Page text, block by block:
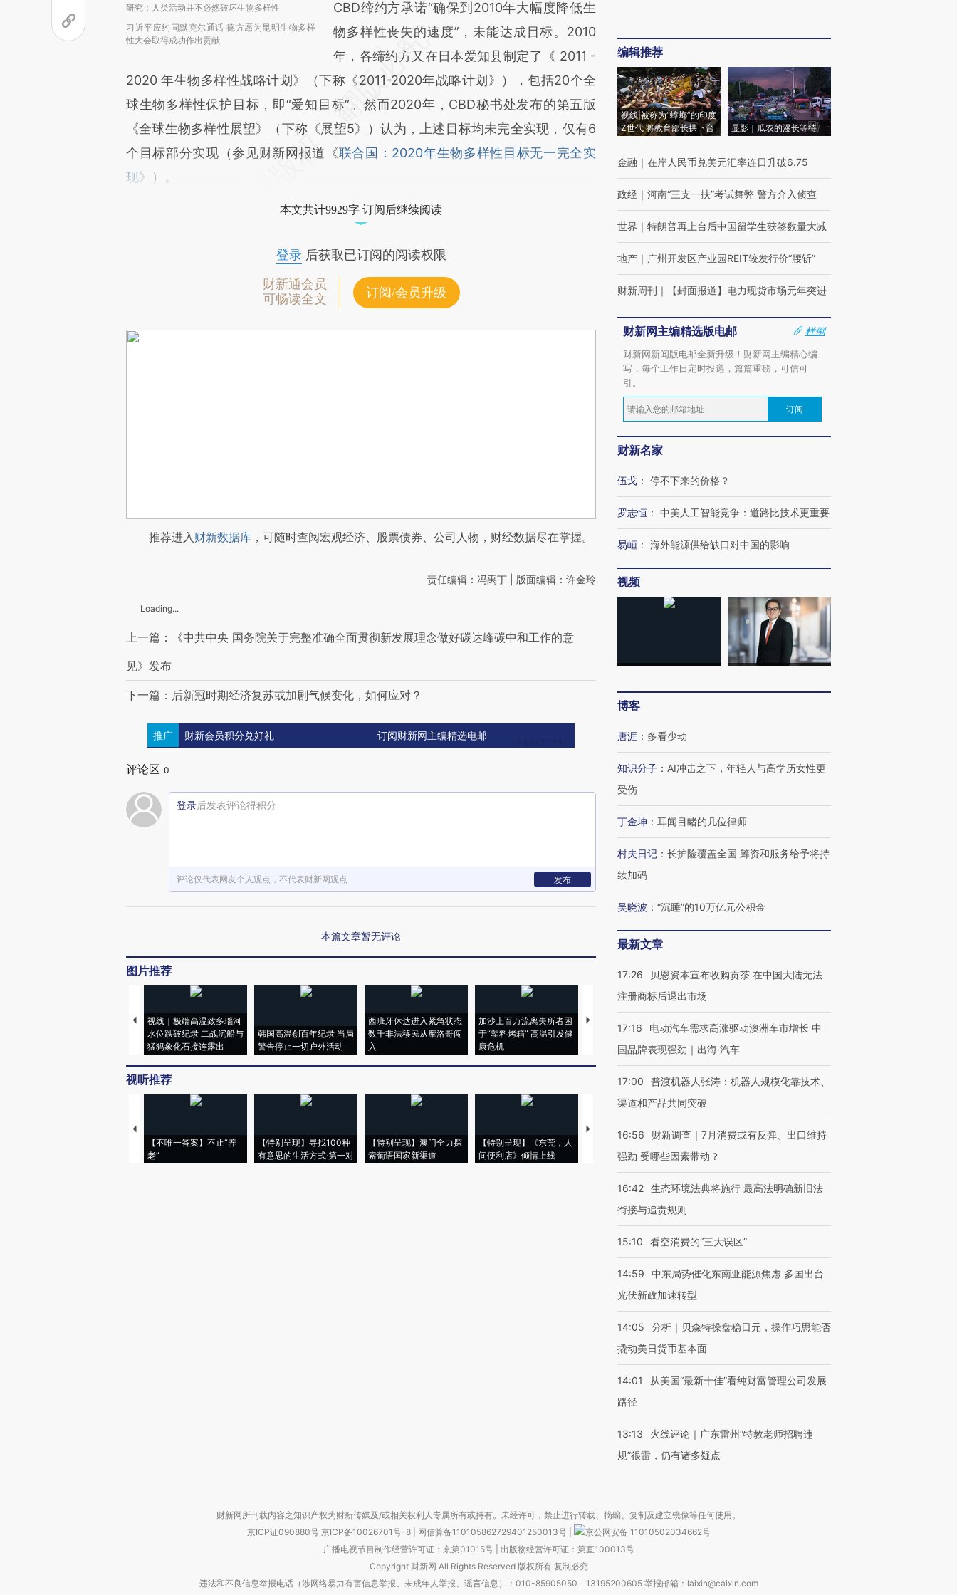
研究：人类活动并不必然破坏生物多样性
习近平应约同默克尔通话 德方愿为昆明生物多样
性大会取得成功作出贡献
CBD缔约方承诺“确保到2010年大幅度降低生
物多样性丧失的速度”，未能达成目标。2010
年，各缔约方又在日本爱知县制定了《 2011 -
2020 年生物多样性战略计划》（下称《2011-2020年战略计划》），包括20个全
球生物多样性保护目标，即“爱知目标”。然而2020年，CBD秘书处发布的第五版
《全球生物多样性展望》（下称《展望5》）认为，上述目标均未完全实现，仅有6
个目标部分实现（参见财新网报道《联合国：2020年生物多样性目标无一完全实
现》）。
本文共计9929字 订阅后继续阅读
登录后获取已订阅的阅读权限
财新通会员
可畅读全文
订阅/会员升级
推荐进入财新数据库 ，可随时查阅宏观经济、股票债券、公司人物，财经数据尽在掌握。
责任编辑：冯禹丁 | 版面编辑：许金玲
Loading...
上一篇：《中共中央 国务院关于完整准确全面贯彻新发展理念做好碳达峰碳中和工作的意
见》发布
下一篇：后新冠时期经济复苏或加剧气候变化，如何应对？
推广 财新会员积分兑好礼 订阅财新网主编精选电邮
评论区 0
登录后发表评论得积分
评论仅代表网友个人观点，不代表财新网观点 发布
本篇文章暂无评论
图片推荐
视线｜极端高温致多瑙河
水位跌破纪录 二战沉船与
猛犸象化石接连露出
韩国高温创百年纪录 当局
警告停止一切户外活动
西班牙休达进入紧急状态
数千非法移民从摩洛哥闯
入
加沙上百万流离失所者困
于“塑料烤箱” 高温引发健
康危机
马航飞行员跨国走私7万
粒摇头丸 尿检体内含3种
视线｜HYROX的吸金
术：是什么让中产们甘
心“花钱找虐”？
泽连斯基密集出访美英 索
视听推荐
【不唯一答案】不止“养
老”
【特别呈现】寻找100种
有意思的生活方式·第一对
【特别呈现】澳门全力探
索葡语国家新渠道
【特别呈现】《东莞，人
间便利店》倾情上线
【推广】走进第四届链博
会，让数智科技“链”接产
【特别呈现】寻找100种
有意思的生活方式·第三对
【商旅对话】华住集团
CFO：不靠规模取胜，华
编辑推荐
视线|被称为“蟑螂”的印度
Z世代 将教育部长拱下台
显影｜瓜农的漫长等待
金融 ｜ 在岸人民币兑美元汇率连日升破6.75
政经 ｜ 河南“三支一扶”考试舞弊 警方介入侦查
世界 ｜ 特朗普再上台后中国留学生获签数量大减
地产 ｜ 广州开发区产业园REIT较发行价“腰斩”
财新周刊 ｜ 【封面报道】电力现货市场元年突进
财新网主编精选版电邮
样例
财新网新闻版电邮全新升级！财新网主编精心编
写，每个工作日定时投递，篇篇重磅，可信可
引。
订阅
财新名家
伍戈 ： 停不下来的价格？
罗志恒 ： 中美人工智能竞争：道路比技术更重要
易峘 ： 海外能源供给缺口对中国的影响
视频
博客
唐涯 ： 多看少动
知识分子 ： AI冲击之下，年轻人与高学历女性更
受伤
丁金坤 ： 耳闻目睹的几位律师
村夫日记 ： 长护险覆盖全国 筹资和服务给予将持
续加码
吴晓波 ： “沉睡”的10万亿元公积金
最新文章
17:26
贝恩资本宣布收购贡茶 在中国大陆无法
注册商标后退出市场
17:16
电动汽车需求高涨驱动澳洲车市增长 中
国品牌表现强劲｜出海·汽车
17:00
普渡机器人张涛：机器人规模化靠技术、
渠道和产品共同突破
16:56
财新调查｜7月消费或有反弹、出口维持
强劲 受哪些因素带动？
16:42 生态环境法典将施行 最高法明确新旧法
衔接与追责规则
15:10 看空消费的“三大误区”
14:59
中东局势催化东南亚能源焦虑 多国出台
光伏新政加速转型
14:05
分析｜贝森特操盘稳日元，操作巧思能否
撬动美日货币基本面
14:01
从美国“最新十佳”看纯财富管理公司发展
路径
13:13
火线评论｜广东雷州“特教老师招聘违
规”很雷，仍有诸多疑点
财新网所刊载内容之知识产权为财新传媒及/或相关权利人专属所有或持有。未经许可，禁止进行转载、摘编、复制及建立镜像等任何使用。
京ICP证090880号 京ICP备10026701号-8 网信算备110105862729401250013号
京公网安备 11010502034662号
广播电视节目制作经营许可证：京第01015号| 出版物经营许可证：第直100013号
Copyright 财新网 All Rights Reserved 版权所有 复制必究
违法和不良信息举报电话（涉网络暴力有害信息举报、未成年人举报、谣言信息）：010-85905050 13195200605 举报邮箱：laixin@caixin.com